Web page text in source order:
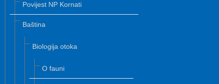
Povijest NP Kornati
Baština
Biologija otoka
O fauni